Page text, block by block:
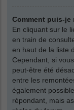
Comment puis-je
En cliquant sur le
en train de
en haut de la liste
Cependant, si
peut-être été
entre les
également
répondant, mais